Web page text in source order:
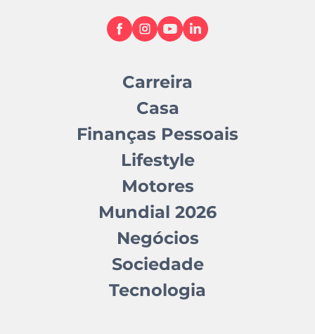
Carreira
Casa
Finanças Pessoais
Lifestyle
Motores
Mundial 2026
Negócios
Sociedade
Tecnologia